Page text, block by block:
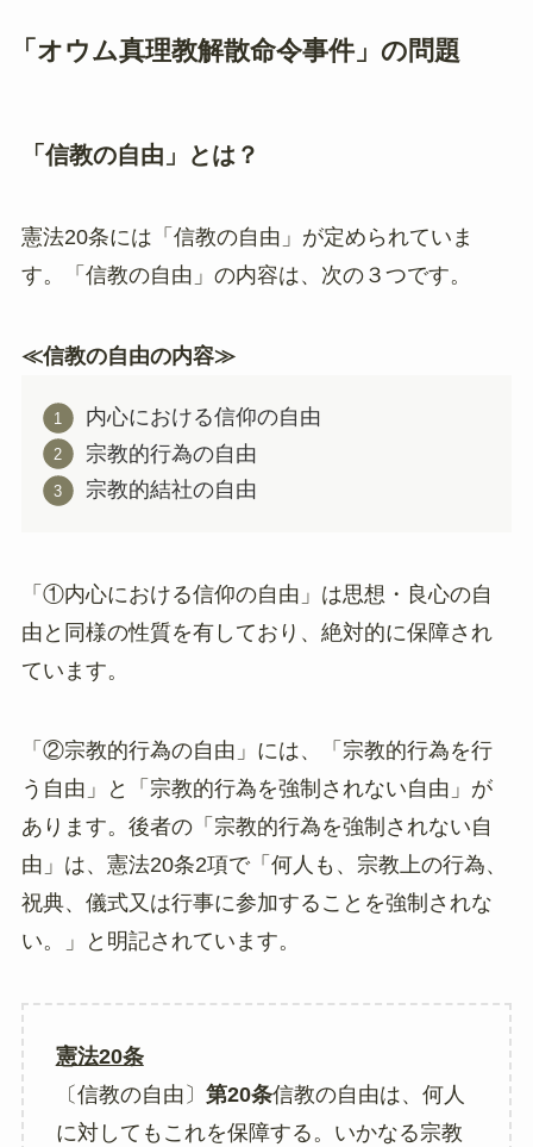
「オウム真理教解散命令事件」の問題
「信教の自由」とは？
憲法20条には「信教の自由」が定められていま
す。「信教の自由」の内容は、次の３つです。
≪信教の自由の内容≫
内心における信仰の自由
宗教的行為の自由
宗教的結社の自由
「①内心における信仰の自由」は思想・良心の自
由と同様の性質を有しており、絶対的に保障され
ています。
「②宗教的行為の自由」には、「宗教的行為を行
う自由」と「宗教的行為を強制されない自由」が
あります。後者の「宗教的行為を強制されない自
由」は、憲法20条2項で「何人も、宗教上の行為、
祝典、儀式又は行事に参加することを強制されな
い。」と明記されています。
憲法20条
〔信教の自由〕 第20条信教の自由は、何人
に対してもこれを保障する。いかなる宗教